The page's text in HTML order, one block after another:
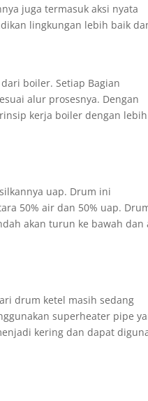
juga termasuk aksi nyata
lingkungan lebih baik
boiler. Setiap Bagian
alur prosesnya. Dengan
kerja boiler dengan lebih
uap. Drum ini
50% air dan 50% uap.
akan turun ke bawah dan
drum ketel masih sedang
superheater pipe
kering dan dapat